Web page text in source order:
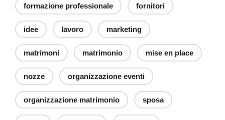
formazione professionale fornitori
idee lavoro marketing
matrimoni matrimonio mise en place
nozze organizzazione eventi
organizzazione matrimonio sposa